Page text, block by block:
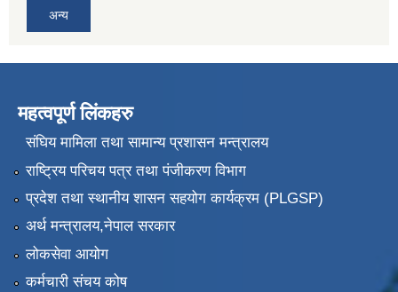
अन्य
महत्वपूर्ण लिंकहरु
संघिय मामिला तथा सामान्य प्रशासन मन्त्रालय
राष्ट्रिय परिचय पत्र तथा पंजीकरण विभाग
प्रदेश तथा स्थानीय शासन सहयोग कार्यक्रम (PLGSP)
अर्थ मन्त्रालय,नेपाल सरकार
लोकसेवा आयोग
कर्मचारी संचय कोष